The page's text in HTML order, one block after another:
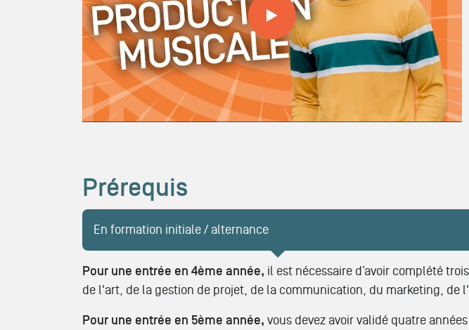
Prérequis
En formation initiale / alternance
Pour une entrée en 4ème année, il est nécessaire d’avoir complété
de l'art, de la gestion de projet, de la communication, du marketing, de
Pour une entrée en 5ème année, vous devez avoir validé quatre